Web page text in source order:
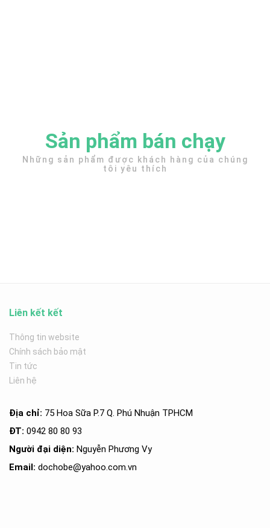
Sản phẩm bán chạy
Những sản phẩm được khách hàng của chúng
tôi yêu thích
Liên kết kết
Thông tin website
Chính sách bảo mật
Tin tức
Liên hệ
Địa chỉ: 75 Hoa Sữa P.7 Q. Phú Nhuận TPHCM
ĐT: 0942 80 80 93
Người đại diện: Nguyễn Phương Vy
Email: dochobe@yahoo.com.vn